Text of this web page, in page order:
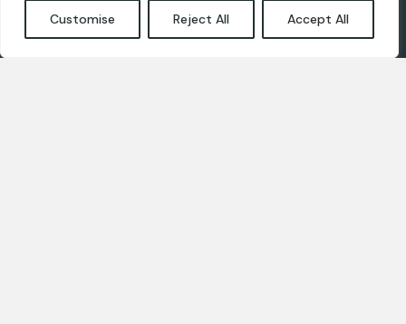
Customise Reject All Accept All
Sazinies ar mums